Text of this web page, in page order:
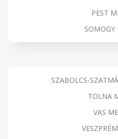
PEST
SOMOGY
SZABOLCS-
TOLNA
VAS